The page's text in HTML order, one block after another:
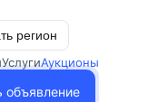
регион
УслугиАукционы
объявление